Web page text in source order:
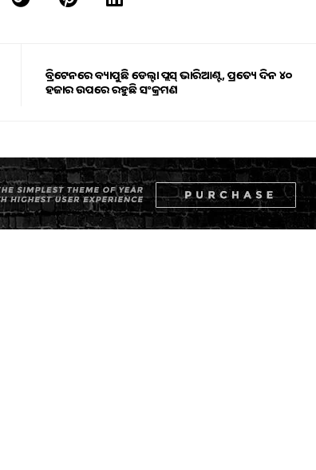
ବ୍ରିଟେନରେ ବ୍ୟାପୁଛି ଡେଲ୍ଟା ପ୍ଲସ୍ ଭାରିଆଣ୍ଟ, ପ୍ରତ୍ୟେକ ଦିନ ୪୦
ହଜାର ଉପରେ ରହୁଛି ସଂକ୍ରମଣ